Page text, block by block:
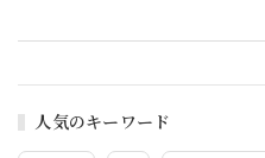
人気のキーワード